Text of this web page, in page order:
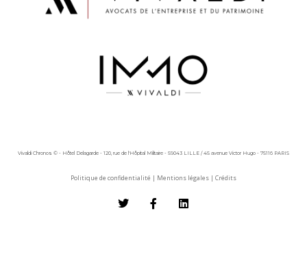
Vivaldi Chronos © - Hôtel Delagarde - 120, rue de l'Hôpital Militaire - 59043 LILLE / 45 avenue Victor Hugo - 75116 PARIS
Politique de confidentialité | Mentions légales | Crédits